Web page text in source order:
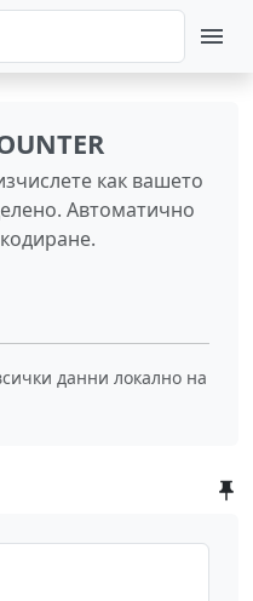
как вашето
Автоматично
данни локално на